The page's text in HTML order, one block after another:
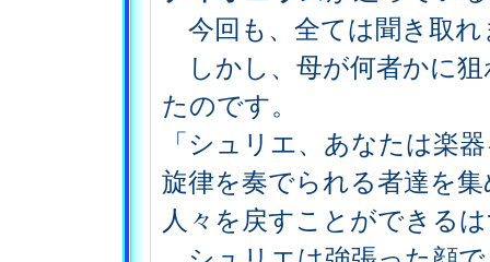
今回も、全ては聞き取れ
しかし、母が何者かに
たのです。
「シュリエ、あなたは楽
旋律を奏でられる者達を
人々を戻すことができる